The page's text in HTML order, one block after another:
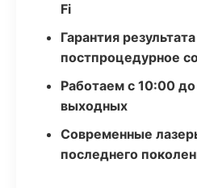
Fi
Гарантия
постпроцедурное
Работаем с 10:00
выходных
Современные
последнего